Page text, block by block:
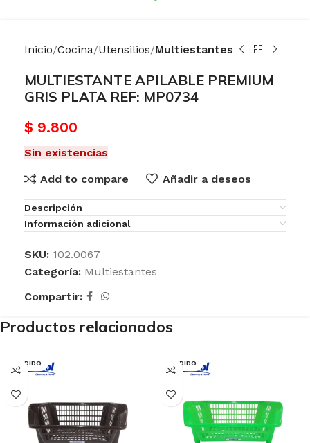
Inicio Cocina Utensilios Multiestantes
MULTIESTANTE APILABLE PREMIUM
GRIS PLATA REF: MP0734
$ 9.800
Sin existencias
Add to compare
Añadir a deseos
Descripción
Información adicional
SKU: 102.0067
Categoría: Multiestantes
Compartir:
Productos relacionados
VENDIDO VENDIDO